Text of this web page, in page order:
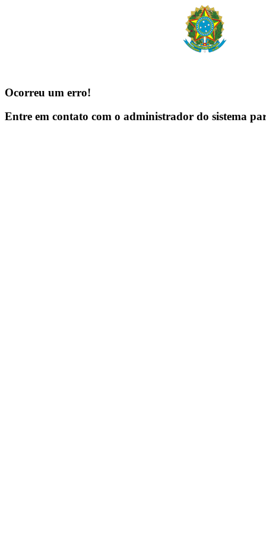
Ocorreu um erro!
Entre em contato com o administrador do sistema